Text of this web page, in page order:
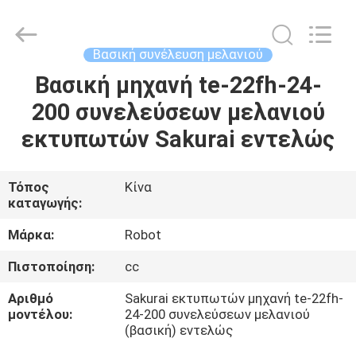
ΣΠΊΤΙ
ΠΡΟΪΌΝΤΑ
ΠΕΡΊΠΟΥ
ΕΜΕΊΣ
ΓΎΡΟΣ
ΕΡΓΟΣΤΑΣΊΩΝ
προμηθευτής.
Copyright
motor.com.
Reserved.
Βασική συνέλευση μελανιού
Βασική μηχανή te-22fh-24-
200 συνελεύσεων μελανιού
εκτυπωτών Sakurai εντελώς
Τόπος
καταγωγής:
Κίνα
Μάρκα:
Robot
Πιστοποίηση:
cc
Αριθμό
μοντέλου:
Sakurai εκτυπωτών μηχανή te-22fh-
24-200 συνελεύσεων μελανιού
(βασική) εντελώς